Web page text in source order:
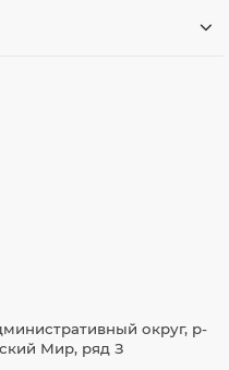
округ, р-
Мир, ряд З